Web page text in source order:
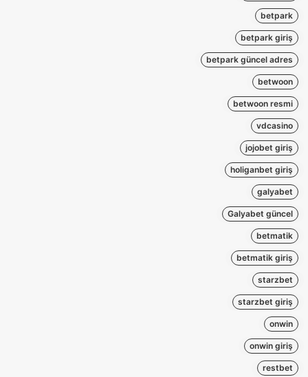
betpark
betpark giriş
betpark güncel adres
betwoon
betwoon resmi
vdcasino
jojobet giriş
holiganbet giriş
galyabet
Galyabet güncel
betmatik
betmatik giriş
starzbet
starzbet giriş
onwin
onwin giriş
restbet